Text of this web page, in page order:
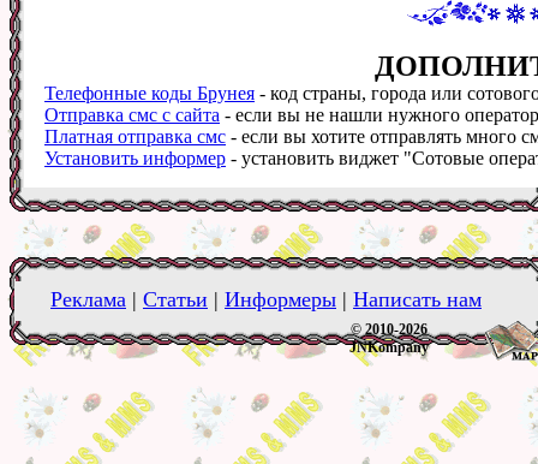
Телефонные коды Брунея - код страны, города или
Отправка смс с сайта - если вы не нашли нужного
Платная отправка смс - если вы хотите отправлять много
Установить информер - установить виджет "Сотовые
Реклама | Статьи | Информеры | Написать нам
© 2010-2026
JNKompany